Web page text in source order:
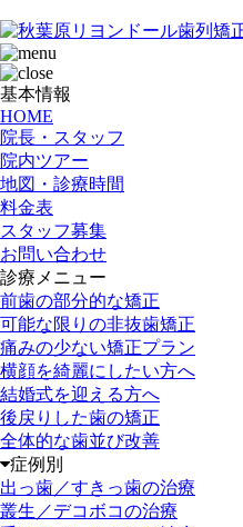
基本情報
HOME
院長・スタッフ
院内ツアー
地図・診療時間
料金表
スタッフ募集
お問い合わせ
診療メニュー
前歯の部分的な矯正
可能な限りの非抜歯矯正
痛みの少ない矯正プラン
横顔を綺麗にしたい方へ
結婚式を迎える方へ
後戻りした歯の矯正
全体的な歯並び改善
症例別
出っ歯／すきっ歯の治療
叢生／デコボコの治療